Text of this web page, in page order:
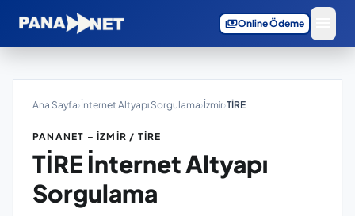
paymentsOnline Ödeme
Ana Sayfa›İnternet Altyapı Sorgulama›İzmir›TİRE
PANANET – İZMIR / TİRE
TİRE İnternet Altyapı
Sorgulama